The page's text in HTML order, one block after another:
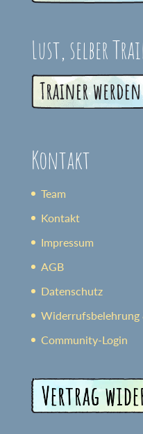
Lust, selber
Kontakt
Team
Kontakt
Impressum
AGB
Datenschutz
Widerrufsbelehrung
Community-Login